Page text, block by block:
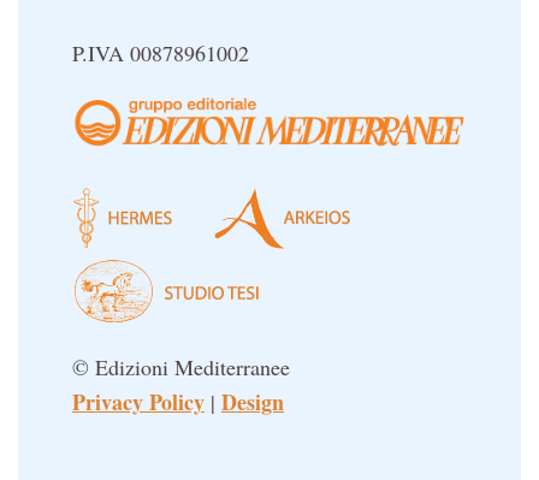
Simbolica Massonica
Un libro per Sempre
P.IVA 00878961002
© Edizioni Mediterranee
Privacy Policy | Design